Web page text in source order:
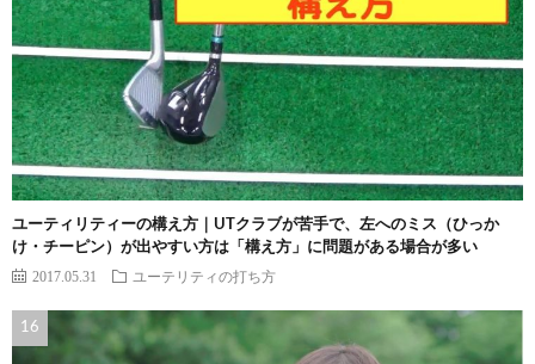
ユーティリティーの構え方｜UTクラブが苦手で、左へのミス（ひっか
け・チーピン）が出やすい方は「構え方」に問題がある場合が多い
2017.05.31 ユーテリティの打ち方